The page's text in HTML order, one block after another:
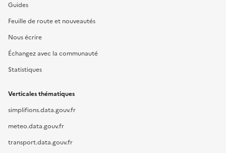
Guides
Feuille de route et nouveautés
Nous écrire
Échangez avec la communauté
Statistiques
Verticales thématiques
simplifions.data.gouv.fr
meteo.data.gouv.fr
transport.data.gouv.fr